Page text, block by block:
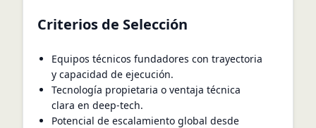
Criterios de Selección
Equipos técnicos fundadores con trayectoria
y capacidad de ejecución.
Tecnología propietaria o ventaja técnica
clara en deep‑tech.
Potencial de escalamiento global desde